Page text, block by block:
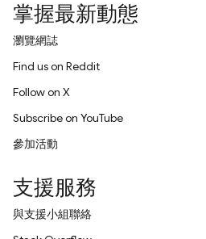
掌握最新動態
瀏覽網誌
Find us on Reddit
Follow on X
Subscribe on YouTube
參加活動
支援服務
與支援小組聯絡